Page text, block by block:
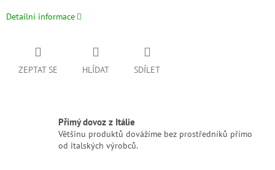
Detailní informace
ZEPTAT SE HLÍDAT SDÍLET
Přímý dovoz z Itálie
Většinu produktů dovážíme bez prostředníků přímo
od italských výrobců.